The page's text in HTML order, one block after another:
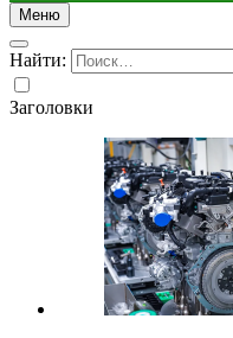
Меню
Найти:
Заголовки